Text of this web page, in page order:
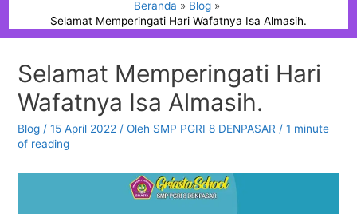
Beranda
Blog
Selamat Memperingati Hari Wafatnya Isa Almasih.
Selamat Memperingati Hari
Wafatnya Isa Almasih.
Blog / 15 April 2022 / Oleh SMP PGRI 8 DENPASAR / 1 minute
of reading